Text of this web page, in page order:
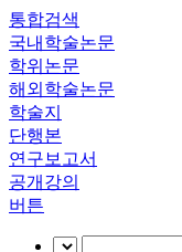
통합검색
국내학술논문
학위논문
해외학술논문
학술지
단행본
연구보고서
공개강의
버튼